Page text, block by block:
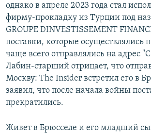
однако в апреле 2023 года стал
фирму-прокладку из Турции под
GROUPE DINVESTISSEMENT
поставки, которые осуществлялись
чаще всего отправлялись на адрес
Лабин-старший отрицает, что
Москву: The Insider встретил его в
заявил, что после начала войны
прекратились.
Живет в Брюсселе и его младший